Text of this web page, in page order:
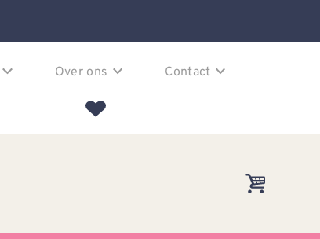
Over ons Contact